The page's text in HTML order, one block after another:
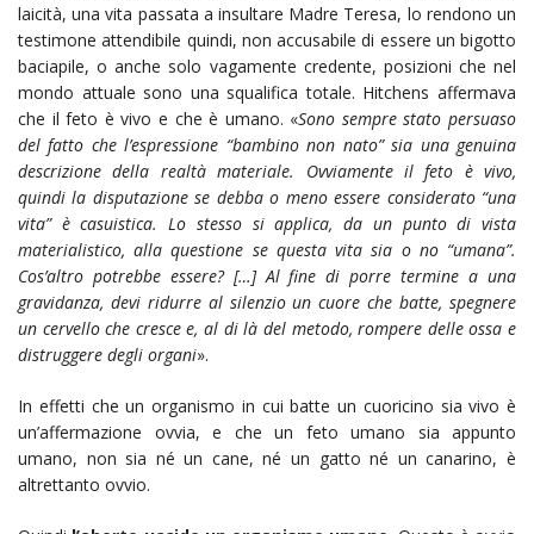
laicità, una vita passata a insultare Madre Teresa, lo rendono un
testimone attendibile quindi, non accusabile di essere un bigotto
baciapile, o anche solo vagamente credente, posizioni che nel
mondo attuale sono una squalifica totale. Hitchens affermava
che il feto è vivo e che è umano. «Sono sempre stato persuaso
del fatto che l’espressione “bambino non nato” sia una genuina
descrizione della realtà materiale. Ovviamente il feto è vivo,
quindi la disputazione se debba o meno essere considerato “una
vita” è casuistica. Lo stesso si applica, da un punto di vista
materialistico, alla questione se questa vita sia o no “umana”.
Cos’altro potrebbe essere? […] Al fine di porre termine a una
gravidanza, devi ridurre al silenzio un cuore che batte, spegnere
un cervello che cresce e, al di là del metodo, rompere delle ossa e
distruggere degli organi».
In effetti che un organismo in cui batte un cuoricino sia vivo è
un’affermazione ovvia, e che un feto umano sia appunto
umano, non sia né un cane, né un gatto né un canarino, è
altrettanto ovvio.